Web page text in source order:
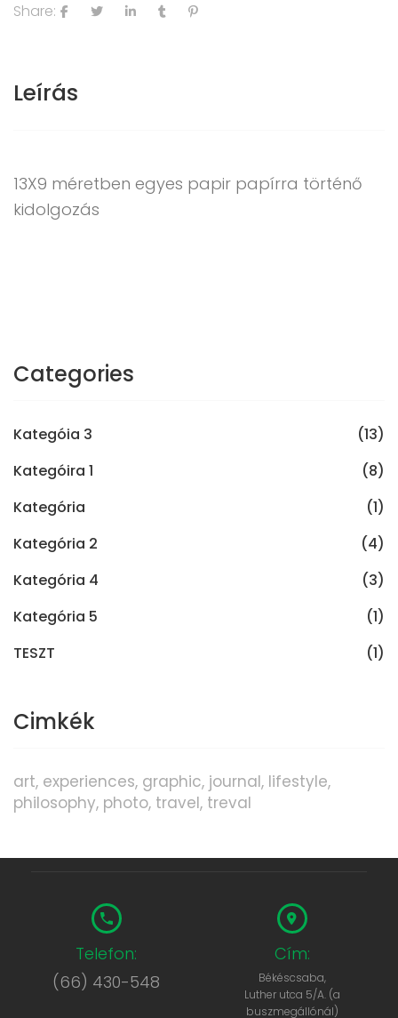
Share:
Leírás
13X9 méretben egyes papir papírra történő
kidolgozás
Categories
Kategóia 3
(13)
Kategóira 1
(8)
Kategória
(1)
Kategória 2
(4)
Kategória 4
(3)
Kategória 5
(1)
TESZT
(1)
Cimkék
art experiences graphic journal lifestyle
philosophy photo travel treval
Telefon:
(66) 430-548
Cím:
Békéscsaba,
Luther utca 5/A. (a
buszmegállónál)